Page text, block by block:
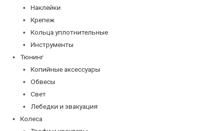
Наклейки
Крепеж
Кольца уплотнительные
Инструменты
Тюнинг
Копийные аксессуары
Обвесы
Свет
Лебедки и эвакуация
Колеса